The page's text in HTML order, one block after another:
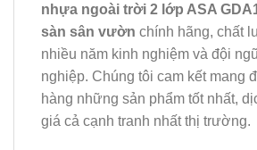
nhựa ngoài trời 2 lớp ASA
sàn sân vườn chính hãng, chất
nhiều năm kinh nghiệm và đội
nghiệp. Chúng tôi cam kết mang
hàng những sản phẩm tốt nhất,
giá cả cạnh tranh nhất thị trường.